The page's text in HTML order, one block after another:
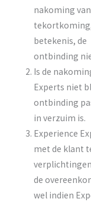
nakoming
betekenis, de
ontbinding
Is de
Experts niet
ontbinding
in verzuim is.
Experience
met de klant
de
wel indien